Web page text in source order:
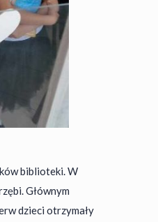
biblioteki. W
Głównym
dzieci otrzymały